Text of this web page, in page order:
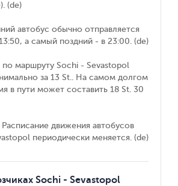
(de)
автобус обычно отправляется
а самый поздний - в 23:00. (de)
по маршруту Sochi - Sevastopol
за 13 St.. На самом долгом
в пути может составить 18 St. 30
движения автобусов
периодически меняется. (de)
Sochi - Sevastopol